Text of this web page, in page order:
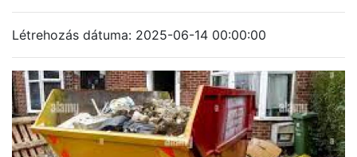
Létrehozás dátuma: 2025-06-14 00:00:00